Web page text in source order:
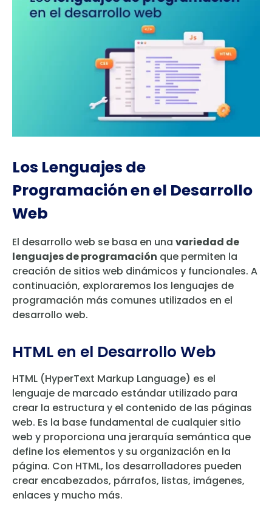
Los Lenguajes de
Programación en el Desarrollo
Web
El desarrollo web se basa en una variedad de
lenguajes de programación que permiten la
creación de sitios web dinámicos y funcionales. A
continuación, exploraremos los lenguajes de
programación más comunes utilizados en el
desarrollo web.
HTML en el Desarrollo Web
HTML (HyperText Markup Language) es el
lenguaje de marcado estándar utilizado para
crear la estructura y el contenido de las páginas
web. Es la base fundamental de cualquier sitio
web y proporciona una jerarquía semántica que
define los elementos y su organización en la
página. Con HTML, los desarrolladores pueden
crear encabezados, párrafos, listas, imágenes,
enlaces y mucho más.